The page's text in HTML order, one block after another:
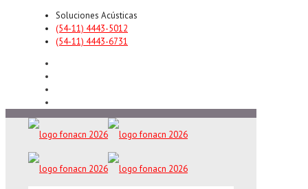
Soluciones Acústicas
(54-11) 4443-5012
(54-11) 4443-6731